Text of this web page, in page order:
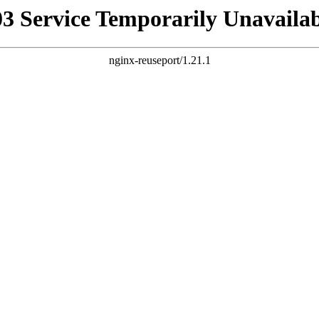
Service Temporarily
nginx-reuseport/1.21.1